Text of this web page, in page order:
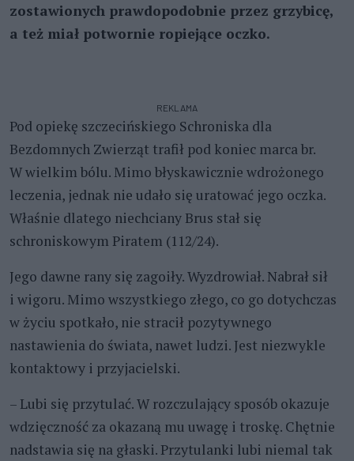
zostawionych prawdopodobnie przez grzybicę,
a też miał potwornie ropiejące oczko.
REKLAMA
Pod opiekę szczecińskiego Schroniska dla
Bezdomnych Zwierząt trafił pod koniec marca br.
W wielkim bólu. Mimo błyskawicznie wdrożonego
leczenia, jednak nie udało się uratować jego oczka.
Właśnie dlatego niechciany Brus stał się
schroniskowym Piratem (112/24).
Jego dawne rany się zagoiły. Wyzdrowiał. Nabrał sił
i wigoru. Mimo wszystkiego złego, co go dotychczas
w życiu spotkało, nie stracił pozytywnego
nastawienia do świata, nawet ludzi. Jest niezwykle
kontaktowy i przyjacielski.
– Lubi się przytulać. W rozczulający sposób okazuje
wdzięczność za okazaną mu uwagę i troskę. Chętnie
nadstawia się na głaski. Przytulanki lubi niemal tak